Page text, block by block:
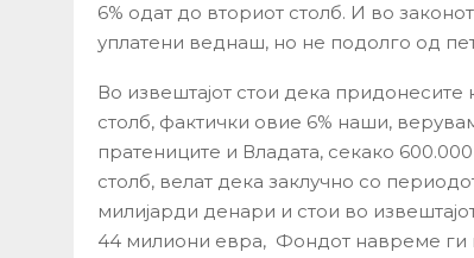
6% одат до вториот столб. И во
уплатени веднаш, но не подолго од
Во извештајот стои дека
столб, фактички овие 6% наши,
пратениците и Владата, секако
столб, велат дека заклучно со
милијарди денари и стои во
44 милиони евра, Фондот навреме ги